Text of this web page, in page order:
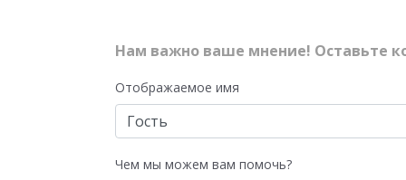
Нам важно ваше мнение! Оставьте
Отображаемое имя
Чем мы можем вам помочь?